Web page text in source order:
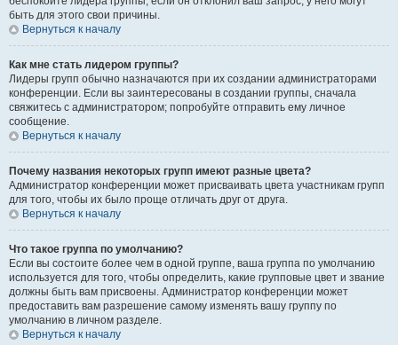
быть для этого свои причины.
Вернуться к началу
Как мне стать лидером группы?
Лидеры групп обычно назначаются при их создании администраторами
конференции. Если вы заинтересованы в создании группы, сначала
свяжитесь с администратором; попробуйте отправить ему личное
сообщение.
Вернуться к началу
Почему названия некоторых групп имеют разные цвета?
Администратор конференции может присваивать цвета участникам групп
для того, чтобы их было проще отличать друг от друга.
Вернуться к началу
Что такое группа по умолчанию?
Если вы состоите более чем в одной группе, ваша группа по умолчанию
используется для того, чтобы определить, какие групповые цвет и звание
должны быть вам присвоены. Администратор конференции может
предоставить вам разрешение самому изменять вашу группу по
умолчанию в личном разделе.
Вернуться к началу